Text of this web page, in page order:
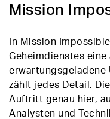
Mission
In Mission
Geheimdienstes eine
erwartungsgeladene
zählt jedes Detail.
Auftritt genau hier,
Analysten und